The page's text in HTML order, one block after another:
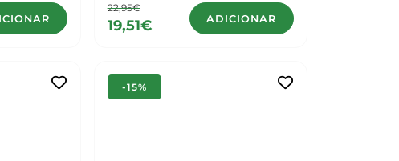
22,95€
19,51€ ADICIONAR
-15%